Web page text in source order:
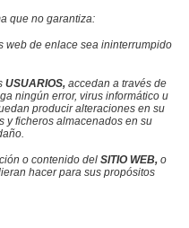
que no garantiza:
web de enlace sea ininterrumpido
USUARIOS, accedan a través de
ningún error, virus informático u
producir alteraciones en su
y ficheros almacenados en su
o contenido del SITIO WEB, o
hacer para sus propósitos